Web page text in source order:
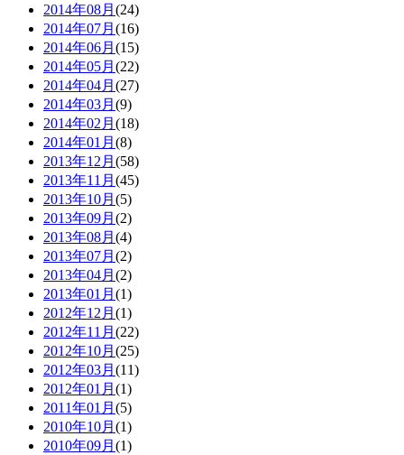
2014年08月 (24)
2014年07月 (16)
2014年06月 (15)
2014年05月 (22)
2014年04月 (27)
2014年03月 (9)
2014年02月 (18)
2014年01月 (8)
2013年12月 (58)
2013年11月 (45)
2013年10月 (5)
2013年09月 (2)
2013年08月 (4)
2013年07月 (2)
2013年04月 (2)
2013年01月 (1)
2012年12月 (1)
2012年11月 (22)
2012年10月 (25)
2012年03月 (11)
2012年01月 (1)
2011年01月 (5)
2010年10月 (1)
2010年09月 (1)